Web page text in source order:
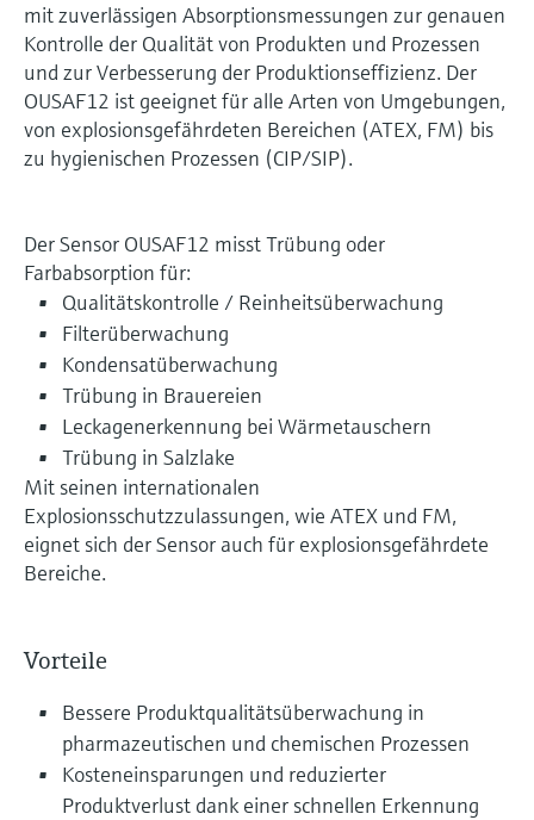
mit zuverlässigen Absorptionsmessungen zur genauen
Kontrolle der Qualität von Produkten und Prozessen
und zur Verbesserung der Produktionseffizienz. Der
OUSAF12 ist geeignet für alle Arten von Umgebungen,
von explosionsgefährdeten Bereichen (ATEX, FM) bis
zu hygienischen Prozessen (CIP/SIP).
Der Sensor OUSAF12 misst Trübung oder
Farbabsorption für:
Qualitätskontrolle / Reinheitsüberwachung
Filterüberwachung
Kondensatüberwachung
Trübung in Brauereien
Leckagenerkennung bei Wärmetauschern
Trübung in Salzlake
Mit seinen internationalen
Explosionsschutzzulassungen, wie ATEX und FM,
eignet sich der Sensor auch für explosionsgefährdete
Bereiche.
Vorteile
Bessere Produktqualitätsüberwachung in
pharmazeutischen und chemischen Prozessen
Kosteneinsparungen und reduzierter
Produktverlust dank einer schnellen Erkennung